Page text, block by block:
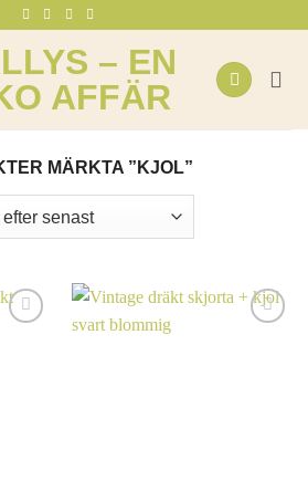
MÄRKTA ”KJOL”